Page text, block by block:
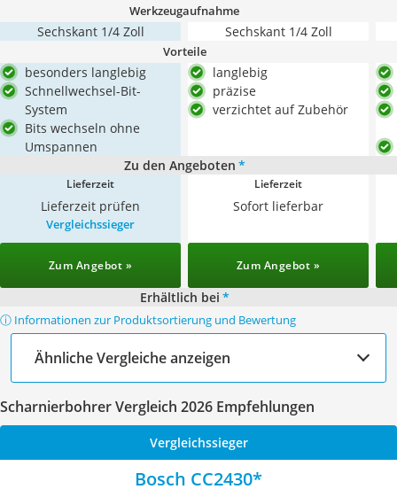
Werkzeugaufnahme
Sechskant 1/4 Zoll Sechskant 1/4 Zoll
Vorteile
besonders langlebig
Schnellwechsel-Bit-
System
Bits wechseln ohne
Umspannen
langlebig
präzise
verzichtet auf Zubehör
Zu den Angeboten *
Lieferzeit
Lieferzeit prüfen
Lieferzeit
Sofort lieferbar
Vergleichssieger
Zum Angebot » Zum Angebot »
Erhältlich bei *
ⓘ Informationen zur Produktsortierung und Bewertung
Ähnliche Vergleiche anzeigen
Scharnierbohrer Vergleich 2026 Empfehlungen
Vergleichssieger
Bosch CC2430